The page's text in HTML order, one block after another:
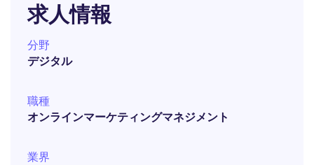
求人情報
分野
デジタル
職種
オンラインマーケティングマネジメント
業界